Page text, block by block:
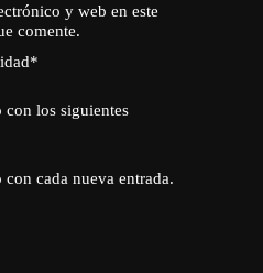
y web en este
comente.
*
los siguientes
cada nueva entrada.